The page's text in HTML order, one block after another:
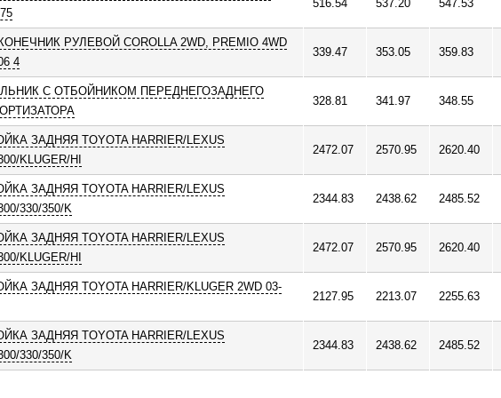
516.54 537.20 547.53
РУЛЕВОЙ COROLLA 2WD, PREMIO 4WD
4
339.47 353.05 359.83
С ОТБОЙНИКОМ ПЕРЕДНЕГОЗАДНЕГО
328.81 341.97 348.55
ЗАДНЯЯ TOYOTA HARRIER/LEXUS
KLUGER/HI
2472.07 2570.95 2620.40
ЗАДНЯЯ TOYOTA HARRIER/LEXUS
330/350/K
2344.83 2438.62 2485.52
ЗАДНЯЯ TOYOTA HARRIER/LEXUS
KLUGER/HI
2472.07 2570.95 2620.40
ЗАДНЯЯ TOYOTA HARRIER/KLUGER 2WD 03-
2127.95 2213.07 2255.63
ЗАДНЯЯ TOYOTA HARRIER/LEXUS
330/350/K
2344.83 2438.62 2485.52